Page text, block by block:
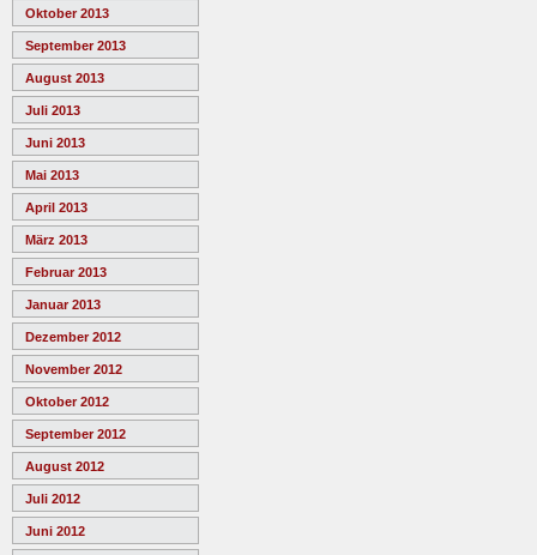
Oktober 2013
September 2013
August 2013
Juli 2013
Juni 2013
Mai 2013
April 2013
März 2013
Februar 2013
Januar 2013
Dezember 2012
November 2012
Oktober 2012
September 2012
August 2012
Juli 2012
Juni 2012